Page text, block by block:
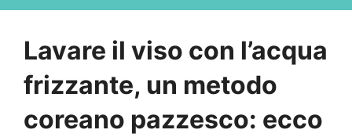
Lavare il viso con l’acqua
frizzante, un metodo
coreano pazzesco: ecco